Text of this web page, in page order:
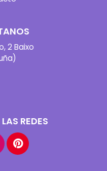
2 Baixo
REDES